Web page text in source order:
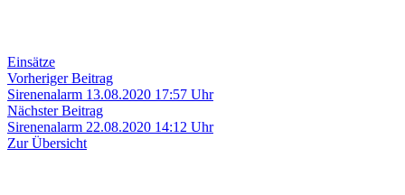
Einsätze
Beitragsnavigation
Vorheriger BeitragVorheriger
Beitrag:
Sirenenalarm 13.08.2020 17:57 Uhr
Nächster BeitragNächster
Beitrag:
Sirenenalarm 22.08.2020 14:12 Uhr
Zur Übersicht